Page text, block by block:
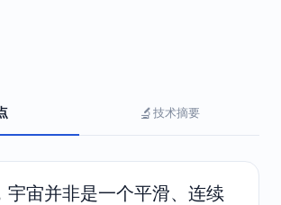
🔬技术摘要
宇宙并非是一个平滑、连续